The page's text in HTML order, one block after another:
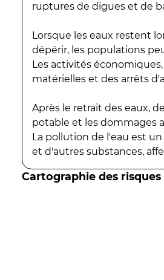
ruptures de digues et de
Lorsque les eaux restent
dépérir, les populations
Les activités
matérielles et des arrêts
Après le retrait des eaux,
potable et les dommages
La pollution de l'eau est
et d'autres substances,
Cartographie des